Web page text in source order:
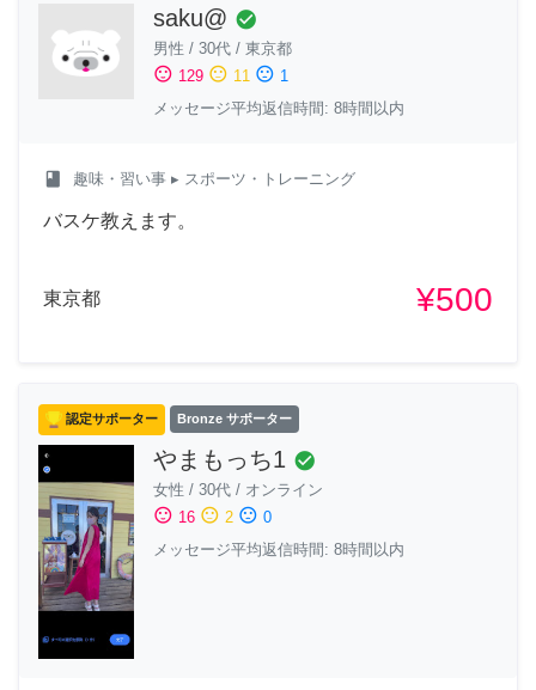
saku@ check_circle
男性 / 30代 / 東京都
sentiment_satisfied 129 sentiment_neutral 11 sentiment_dissatisfied 1
メッセージ平均返信時間: 8時間以内
class 趣味・習い事 ▸ スポーツ・トレーニング
バスケ教えます。
東京都 ¥500
認定サポーター Bronze サポーター
やまもっち1 check_circle
女性 / 30代 / オンライン
sentiment_satisfied 16 sentiment_neutral 2 sentiment_dissatisfied 0
メッセージ平均返信時間: 8時間以内